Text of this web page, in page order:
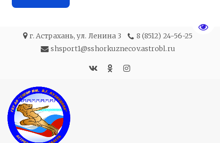
г. Астрахань,ул. Ленина 3
8 (8512) 24-56-25
shsport1@sshorkuznecov.astrobl.ru